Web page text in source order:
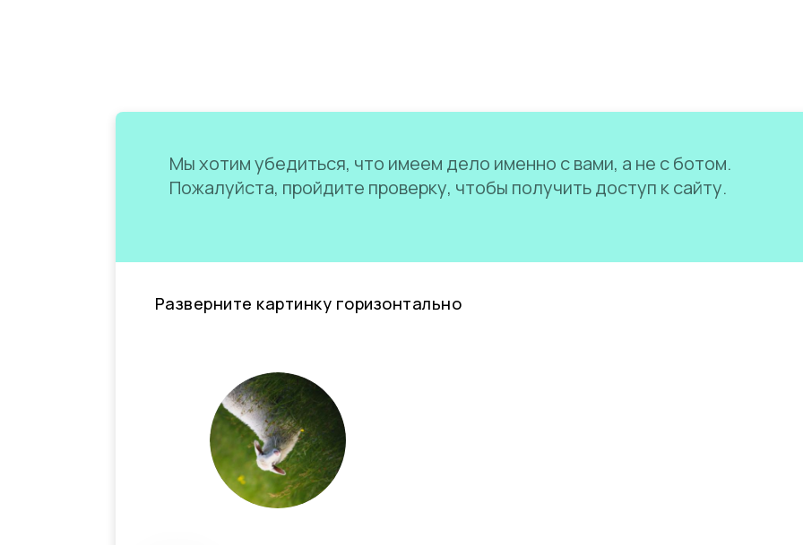
Мы хотим убедиться, что имеем дело именно с вами, а не с ботом.
Пожалуйста, пройдите проверку, чтобы получить доступ к сайту.
Разверните картинку горизонтально